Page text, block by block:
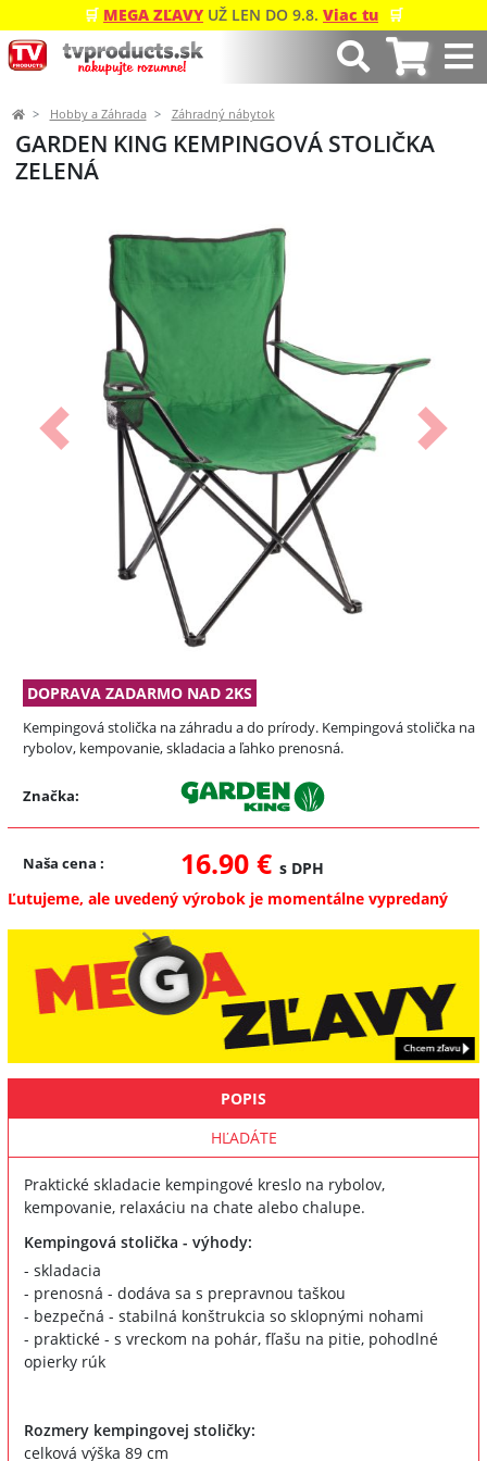
🛒 MEGA ZĽAVY UŽ LEN DO 9.8. Viac tu 🛒
Hobby a Záhrada Záhradný nábytok
GARDEN KING KEMPINGOVÁ STOLIČKA
ZELENÁ
Predchádzajúci Ďalší
DOPRAVA ZADARMO NAD 2KS
Kempingová stolička na záhradu a do prírody. Kempingová stolička na
rybolov, kempovanie, skladacia a ľahko prenosná.
Značka:
Naša cena : 16.90 € s DPH
Ľutujeme, ale uvedený výrobok je momentálne vypredaný
POPIS
HĽADÁTE
Praktické skladacie kempingové kreslo na rybolov,
kempovanie, relaxáciu na chate alebo chalupe.
Kempingová stolička - výhody:
- skladacia
- prenosná - dodáva sa s prepravnou taškou
- bezpečná - stabilná konštrukcia so sklopnými nohami
- praktické - s vreckom na pohár, fľašu na pitie, pohodlné
opierky rúk
Rozmery kempingovej stoličky:
celková výška 89 cm